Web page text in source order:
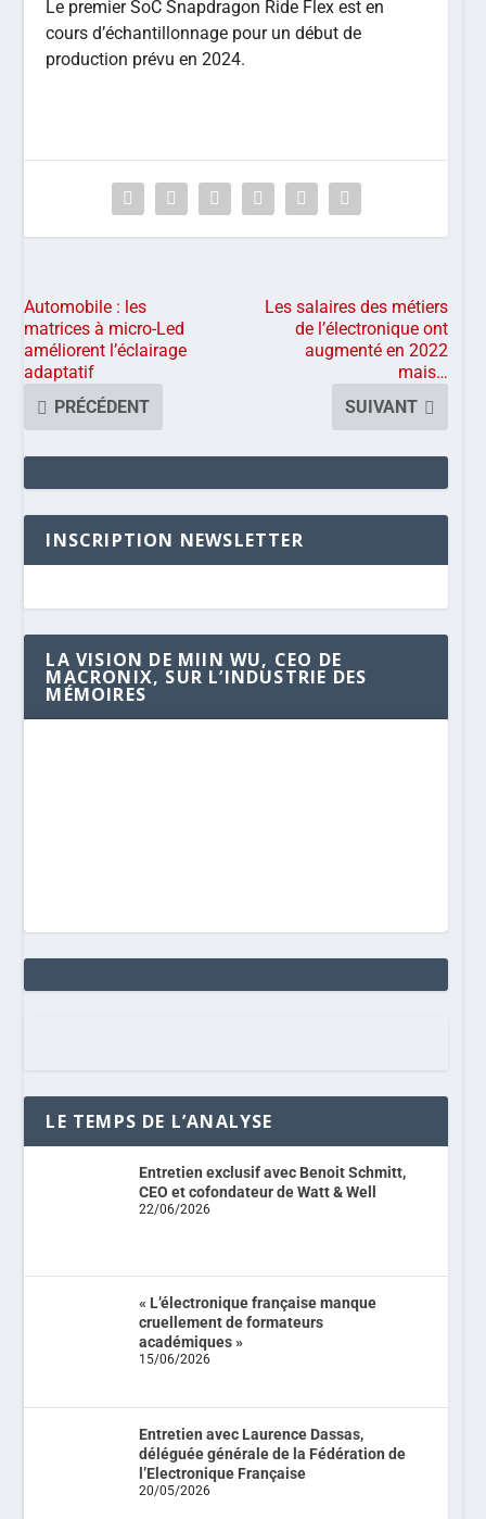
Le premier SoC Snapdragon Ride Flex est en
cours d’échantillonnage pour un début de
production prévu en 2024.
Automobile : les
matrices à micro-Led
améliorent l’éclairage
adaptatif
PRÉCÉDENT
Les salaires des métiers
de l’électronique ont
augmenté en 2022
mais…
SUIVANT
INSCRIPTION NEWSLETTER
LA VISION DE MIIN WU, CEO DE
MACRONIX, SUR L’INDUSTRIE DES
MÉMOIRES
LE TEMPS DE L’ANALYSE
Entretien exclusif avec Benoit Schmitt,
CEO et cofondateur de Watt & Well
22/06/2026
« L’électronique française manque
cruellement de formateurs
académiques »
15/06/2026
Entretien avec Laurence Dassas,
déléguée générale de la Fédération de
l’Electronique Française
20/05/2026